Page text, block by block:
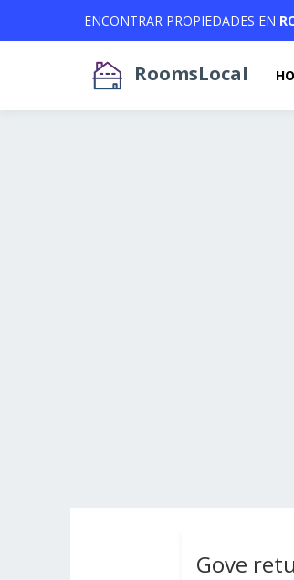
ENCONTRAR PROPIEDADES EN
RoomsLocal
Gove